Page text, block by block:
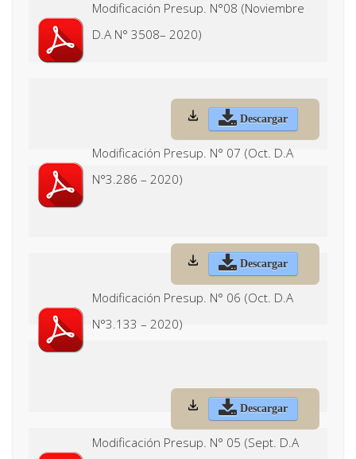
Modificación Presup. N°08 (Noviembre
D.A N° 3508– 2020)
Descargar
Modificación Presup. N° 07 (Oct. D.A
N°3.286 – 2020)
Descargar
Modificación Presup. N° 06 (Oct. D.A
N°3.133 – 2020)
Descargar
Modificación Presup. N° 05 (Sept. D.A